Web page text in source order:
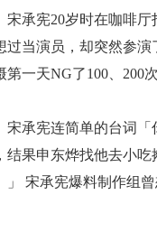
宪20岁时在咖啡厅打
过当演员，却突然参
第一天NG了100、200
宪连简单的台词「你
结果申东烨找他去小
」 宋承宪爆料制作组